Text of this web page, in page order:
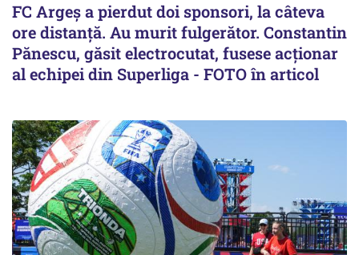
FC Argeș a pierdut doi sponsori, la câteva
ore distanță. Au murit fulgerător. Constantin
Pănescu, găsit electrocutat, fusese acționar
al echipei din Superliga - FOTO în articol